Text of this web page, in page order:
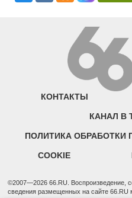
КОНТАКТЫ
КАНАЛ В
ПОЛИТИКА
COOKIE
©2007—2026 66.RU. Воспроизведение,
сведения размещенных на сайте 66.RU